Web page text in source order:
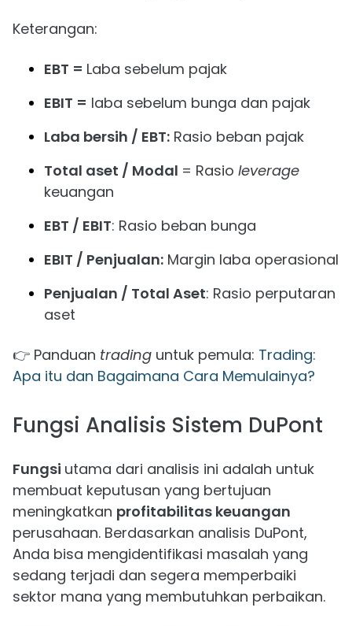
Keterangan:
EBT = Laba sebelum pajak
EBIT = laba sebelum bunga dan pajak
Laba bersih / EBT: Rasio beban pajak
Total aset / Modal = Rasio leverage
keuangan
EBT / EBIT: Rasio beban bunga
EBIT / Penjualan: Margin laba operasional
Penjualan / Total Aset: Rasio perputaran
aset
👉 Panduan trading untuk pemula: Trading:
Apa itu dan Bagaimana Cara Memulainya?
Fungsi Analisis Sistem DuPont
Fungsi utama dari analisis ini adalah untuk
membuat keputusan yang bertujuan
meningkatkan profitabilitas keuangan
perusahaan. Berdasarkan analisis DuPont,
Anda bisa mengidentifikasi masalah yang
sedang terjadi dan segera memperbaiki
sektor mana yang membutuhkan perbaikan.